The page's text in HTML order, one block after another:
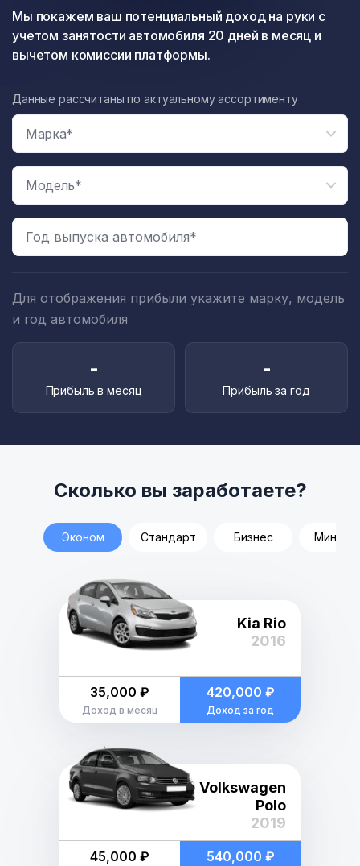
Мы покажем ваш потенциальный доход на руки с
учетом занятости автомобиля 20 дней в месяц и
вычетом комиссии платформы.
Год выпуска автомобиля*
Данные рассчитаны по актуальному ассортименту
Для отображения прибыли укажите марку, модель
и год автомобиля
-
Прибыль в месяц
-
Прибыль за год
Сколько вы заработаете?
Эконом Стандарт Бизнес
Kia Rio
2016
35,000 ₽
Доход в месяц
420,000 ₽
Доход за год
Volkswagen
Polo
2019
45,000 ₽ 540,000 ₽